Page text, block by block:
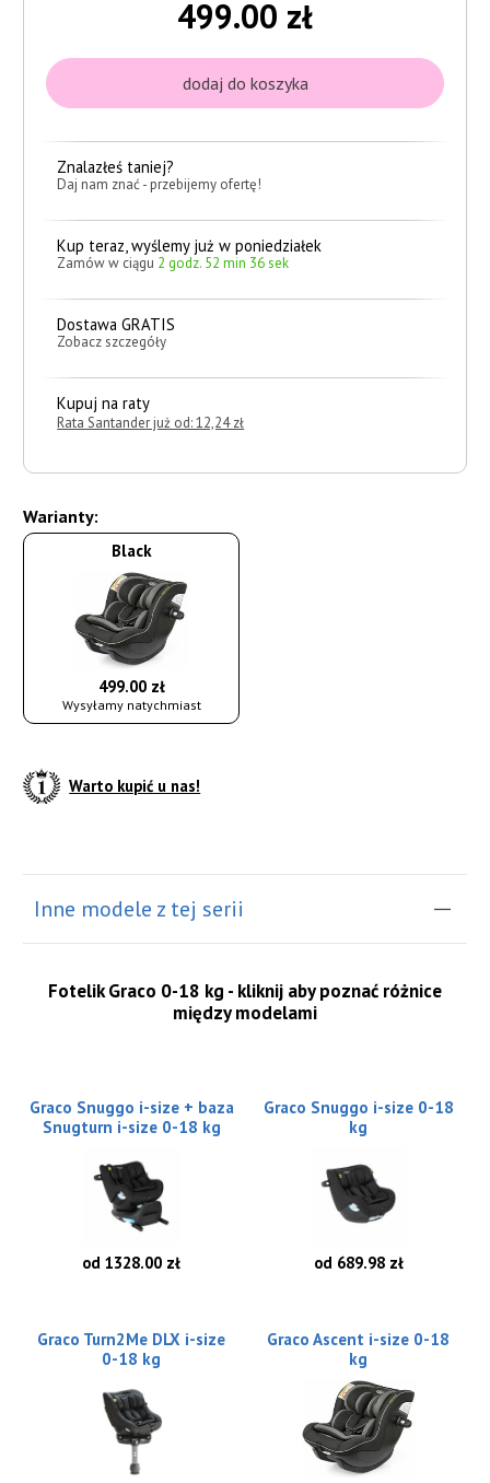
Warianty:
Black
499.00 zł
Wysyłamy natychmiast
Warto kupić u nas!
499.00 zł
Znalazłeś taniej?
Daj nam znać - przebijemy ofertę!
Kup teraz, wyślemy już w poniedziałek
Zamów w ciągu 2 godz. 52 min 35 sek
Dostawa GRATIS
Zobacz szczegóły
Kupuj na raty
Rata Santander już od: 12,24 zł
Inne modele z tej serii
Fotelik Graco 0-18 kg - kliknij aby poznać różnice
między modelami
Graco Snuggo i-size + baza
Snugturn i-size 0-18 kg
od 1328.00 zł
Graco Snuggo i-size 0-18
kg
od 689.98 zł
Graco Turn2Me DLX i-size
0-18 kg
Graco Ascent i-size 0-18
kg